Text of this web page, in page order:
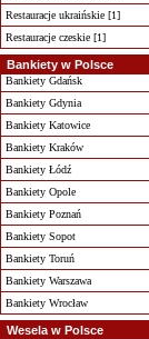
Restauracje ukraińskie [1]
Restauracje czeskie [1]
Bankiety w Polsce
Bankiety Gdańsk
Bankiety Gdynia
Bankiety Katowice
Bankiety Kraków
Bankiety Łódź
Bankiety Opole
Bankiety Poznań
Bankiety Sopot
Bankiety Toruń
Bankiety Warszawa
Bankiety Wrocław
Wesela w Polsce